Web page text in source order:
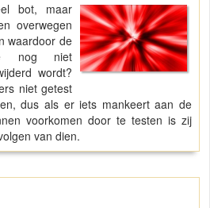
bot, maar
overwegen
waardoor de
nog niet
wordt?
niet getest
dus als er iets mankeert aan de
voorkomen door te testen is zij
van dien.